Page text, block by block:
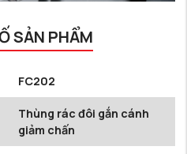
SẢN PHẨM
FC202
Thùng rác đôi gắn cánh
giảm chấn